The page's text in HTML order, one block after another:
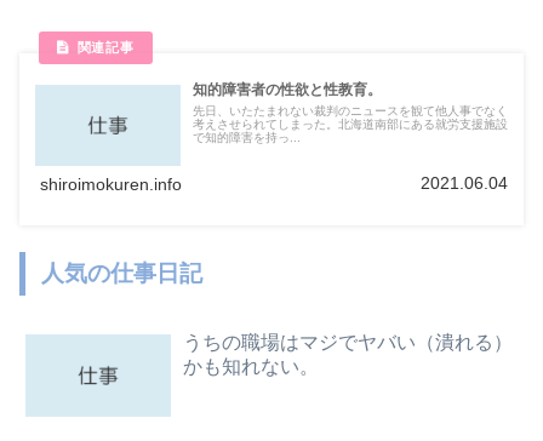
知的障害者の性欲と性教育。
先日、いたたまれない裁判のニュースを観て他人事でなく
考えさせられてしまった。北海道南部にある就労支援施設
で知的障害を持っ...
shiroimokuren.info 2021.06.04
人気の仕事日記
うちの職場はマジでヤバい（潰れる）
かも知れない。